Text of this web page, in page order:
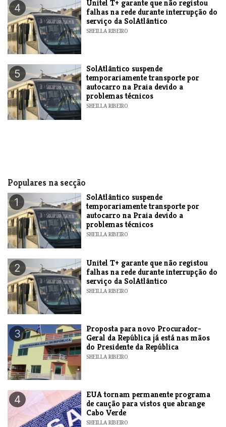
4
Unitel T+ garante que não registou
falhas na rede durante interrupção do
serviço da SolAtlântico
SHEILLA RIBEIRO
5
SolAtlântico suspende
temporariamente transporte por
autocarro na Praia devido a
problemas técnicos
SHEILLA RIBEIRO
Populares na secção
1
SolAtlântico suspende
temporariamente transporte por
autocarro na Praia devido a
problemas técnicos
SHEILLA RIBEIRO
2
Unitel T+ garante que não registou
falhas na rede durante interrupção do
serviço da SolAtlântico
SHEILLA RIBEIRO
3
Proposta para novo Procurador-
Geral da República já está nas mãos
do Presidente da República
SHEILLA RIBEIRO
4
EUA tornam permanente programa
de caução para vistos que abrange
Cabo Verde
SHEILLA RIBEIRO